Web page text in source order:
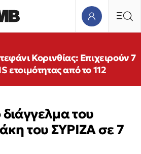
Κορινθίας: Επιχειρούν 7
ετοιμότητας από το 112
του
του ΣΥΡΙΖΑ σε 7